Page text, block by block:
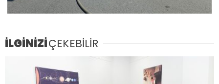
İLGİNİZİÇEKEBİLİR